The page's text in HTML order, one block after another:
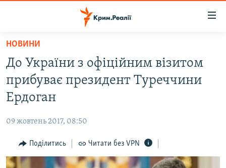
Перейти
основного
матеріалу
Перейти
до
основної
Перейти
до
ВОДА.КРИМ
ВІДЕО ТА ФОТО
БЛОГИ
ПОГЛЯД
ІНТЕРВ'Ю
НОВИНИ
До України з офіційним візитом
прибуває президент Туреччини
Ердоган
09 жовтень 2017, 08:50
Поділитись Читати без VPN